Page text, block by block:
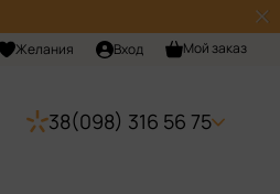
Желания Вход Мой заказ
38(098) 316 56 75